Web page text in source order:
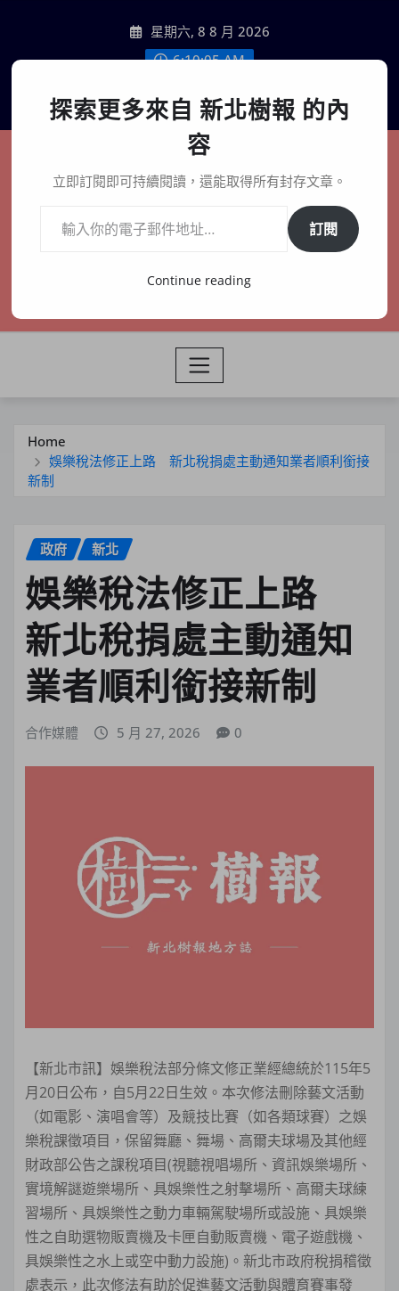
content
星期六, 8 8 月 2026
6:10:07 AM
聯絡我們
新北樹報
在地、記憶、連結、創生
Home
娛樂稅法修正上路 新北稅捐處主動通知業者順利銜接
新制
政府 新北
娛樂稅法修正上路
新北稅捐處主動通知
業者順利銜接新制
合作媒體 5 月 27, 2026 0
【新北市訊】娛樂稅法部分條文修正業經總統於115年5
月20日公布，自5月22日生效。本次修法刪除藝文活動
（如電影、演唱會等）及競技比賽（如各類球賽）之娛
樂稅課徵項目，保留舞廳、舞場、高爾夫球場及其他經
財政部公告之課稅項目(視聽視唱場所、資訊娛樂場所、
實境解謎遊樂場所、具娛樂性之射擊場所、高爾夫球練
習場所、具娛樂性之動力車輛駕駛場所或設施、具娛樂
性之自助選物販賣機及卡匣自動販賣機、電子遊戲機、
具娛樂性之水上或空中動力設施)。新北市政府稅捐稽徵
處表示，此次修法有助於促進藝文活動與體育賽事發
探索更多來自 新北樹報 的內
容
立即訂閱即可持續閱讀，還能取得所有封存文章。
訂閱
Continue reading